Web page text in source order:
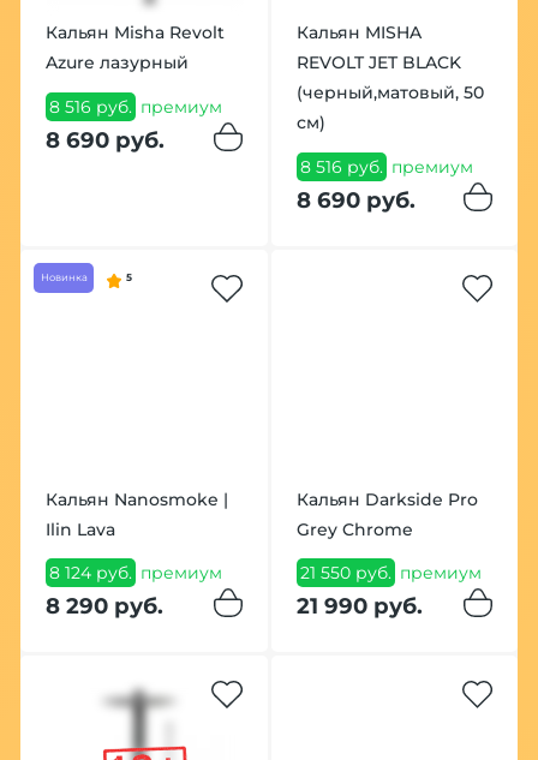
Кальян Misha Revolt
Azure лазурный
8 516 руб. премиум
8 690 руб.
Кальян MISHA
REVOLT JET BLACK
(черный,матовый, 50
см)
8 516 руб. премиум
8 690 руб.
Новинка 5
Кальян Nanosmoke |
Ilin Lava
8 124 руб. премиум
8 290 руб.
Кальян Darkside Pro
Grey Chrome
21 550 руб. премиум
21 990 руб.